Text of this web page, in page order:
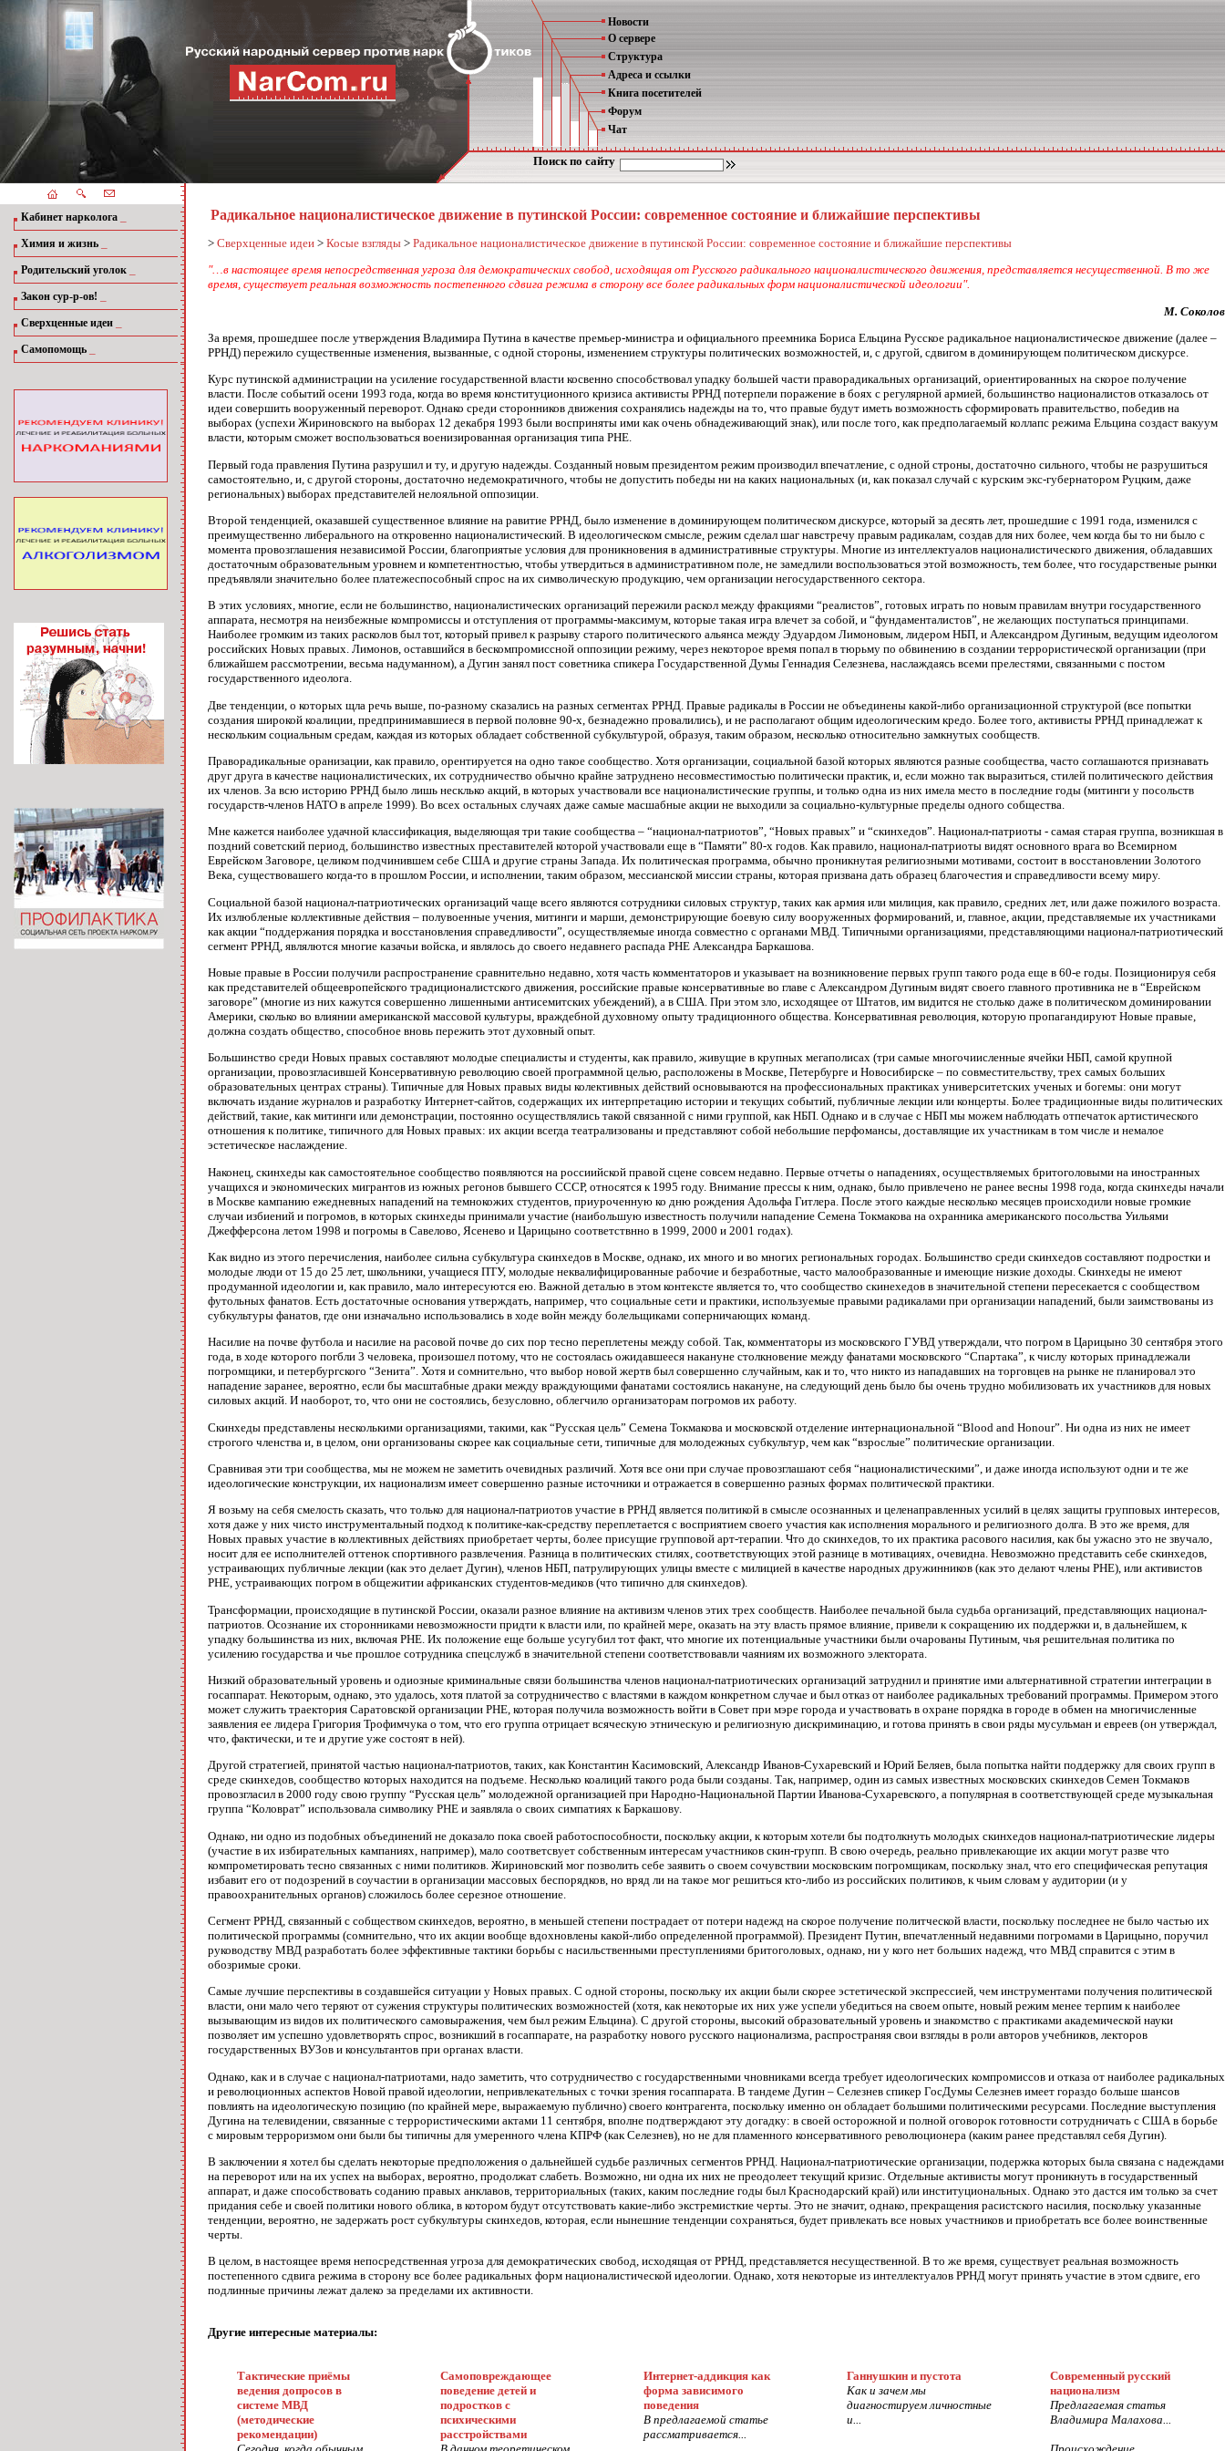
Новости
О сервере
Структура
Адреса и ссылки
Книга посетителей
Форум
Чат
Поиск по сайту
Кабинет нарколога
Химия и жизнь
Родительский уголок
Закон сур-р-ов!
Сверхценные идеи
Самопомощь
Радикальное националистическое движение в путинской России: современное состояние и ближайшие перспективы
> Сверхценные идеи > Косые взгляды > Радикальное националистическое движение в путинской России: современное состояние и ближайшие перспективы
"…в настоящее время непосредственная угроза для демократических свобод, исходящая от Русского радикального националистического движения, представляется несущественной. В то же
время, существует реальная возможность постепенного сдвига режима в сторону все более радикальных форм националистической идеологии".
М. Соколов
За время, прошедшее после утверждения Владимира Путина в качестве премьер-министра и официального преемника Бориса Ельцина Русское радикальное националистическое движение (далее –
РРНД) пережило существенные изменения, вызванные, с одной стороны, изменением структуры политических возможностей, и, с другой, сдвигом в доминирующем политическом дискурсе.
Курс путинской администрации на усиление государственной власти косвенно способствовал упадку большей части праворадикальных организаций, ориентированных на скорое получение
власти. После событий осени 1993 года, когда во время конституционного кризиса активисты РРНД потерпели поражение в боях с регулярной армией, большинство националистов отказалось от
идеи совершить вооруженный переворот. Однако среди сторонников движения сохранялись надежды на то, что правые будут иметь возможность сформировать правительство, победив на
выборах (успехи Жириновского на выборах 12 декабря 1993 были восприняты ими как очень обнадеживающий знак), или после того, как предполагаемый коллапс режима Ельцина создаст вакуум
власти, которым сможет воспользоваться военизированная организация типа РНЕ.
Первый года правления Путина разрушил и ту, и другую надежды. Созданный новым президентом режим производил впечатление, с одной строны, достаточно сильного, чтобы не разрушиться
самостоятельно, и, с другой стороны, достаточно недемократичного, чтобы не допустить победы ни на каких национальных (и, как показал случай с курским экс-губернатором Руцким, даже
региональных) выборах представителей нелояльной оппозиции.
Второй тенденцией, оказавшей существенное влияние на равитие РРНД, было изменение в доминирующем политическом дискурсе, который за десять лет, прошедшие с 1991 года, изменился с
преимущественно либерального на откровенно националистический. В идеологическом смысле, режим сделал шаг навстречу правым радикалам, создав для них более, чем когда бы то ни было с
момента провозглашения независимой России, благоприятые условия для проникновения в административные структуры. Многие из интеллектуалов националистического движения, обладавших
достаточным образовательным уровнем и компетентностью, чтобы утвердиться в административном поле, не замедлили воспользоваться этой возможность, тем более, что государственые рынки
предъявляли значительно более платежеспособный спрос на их символическую продукцию, чем организации негосударственного сектора.
В этих условиях, многие, если не большинство, националистических организаций пережили раскол между фракциями “реалистов”, готовых играть по новым правилам внутри государственного
аппарата, несмотря на неизбежные компромиссы и отступления от программы-максимум, которые такая игра влечет за собой, и “фундаменталистов”, не желающих поступаться принципами.
Наиболее громким из таких расколов был тот, который привел к разрыву старого политического альянса между Эдуардом Лимоновым, лидером НБП, и Александром Дугиным, ведущим идеологом
российских Новых правых. Лимонов, оставшийся в бескомпромиссной оппозиции режиму, через некоторое время попал в тюрьму по обвинению в создании террористической организации (при
ближайшем рассмотрении, весьма надуманном), а Дугин занял пост советника спикера Государственной Думы Геннадия Селезнева, наслаждаясь всеми прелестями, связанными с постом
государственного идеолога.
Две тенденции, о которых щла речь выше, по-разному сказались на разных сегментах РРНД. Правые радикалы в России не объединены какой-либо организационной структурой (все попытки
создания широкой коалиции, предпринимавшиеся в первой половне 90-х, безнадежно провалились), и не располагают общим идеологическим кредо. Более того, активисты РРНД принадлежат к
нескольким социальным средам, каждая из которых обладает собственной субкультурой, образуя, таким образом, несколько относительно замкнутых сообществ.
Праворадикальные оранизации, как правило, орентируется на одно такое сообщество. Хотя организации, социальной базой которых являются разные сообщества, часто соглашаются признавать
друг друга в качестве националистических, их сотрудничество обычно крайне затруднено несовместимостью политически практик, и, если можно так выразиться, стилей политического действия
их членов. За всю историю РРНД было лишь несклько акций, в которых участвовали все националистические группы, и только одна из них имела место в последние годы (митинги у посольств
государств-членов НАТО в апреле 1999). Во всех остальных случаях даже самые масшабные акции не выходили за социально-культурные пределы одного собщества.
Мне кажется наиболее удачной классификация, выделяющая три такие сообщества – “национал-патриотов”, “Новых правых” и “скинхедов”. Национал-патриоты - самая старая группа, возникшая в
поздний советский период, большинство известных преставителей которой участвовали еще в “Памяти” 80-х годов. Как правило, национал-патриоты видят основного врага во Всемирном
Еврейском Заговоре, целиком подчинившем себе США и другие страны Запада. Их политическая программа, обычно проникнутая религиозными мотивами, состоит в восстановлении Золотого
Века, существовашего когда-то в прошлом России, и исполнении, таким образом, мессианской миссии страны, которая призвана дать образец благочестия и справедливости всему миру.
Социальной базой национал-патриотических организаций чаще всего являются сотрудники силовых структур, таких как армия или милиция, как правило, средних лет, или даже пожилого возраста.
Их излюбленые коллективные действия – полувоенные учения, митинги и марши, демонстрирующие боевую силу вооруженных формирований, и, главное, акции, представляемые их участниками
как акции “поддержания порядка и восстановления справедливости”, осуществляемые иногда совместно с органами МВД. Типичными организациями, представляющими национал-патриотический
сегмент РРНД, являлются многие казачьи войска, и являлось до своего недавнего распада РНЕ Александра Баркашова.
Новые правые в России получили распространение сравнительно недавно, хотя часть комментаторов и указывает на возникновение первых групп такого рода еще в 60-е годы. Позиционируя себя
как представителей общеевропейского традиционалистского движения, российские правые консервативные во главе с Александром Дугиным видят своего главного противника не в “Еврейском
заговоре” (многие из них кажутся совершенно лишенными антисемитских убеждений), а в США. При этом зло, исходящее от Штатов, им видится не столько даже в политическом доминировании
Америки, сколько во влиянии американской массовой культуры, враждебной духовному опыту традиционного общества. Консервативная революция, которую пропагандируют Новые правые,
должна создать общество, способное вновь пережить этот духовный опыт.
Большинство среди Новых правых составляют молодые специалисты и студенты, как правило, живущие в крупных мегаполисах (три самые многочиисленные ячейки НБП, самой крупной
организации, провозгласившей Консервативную революцию своей программной целью, расположены в Москве, Петербурге и Новосибирске – по совместительству, трех самых больших
образовательных центрах страны). Типичные для Новых правых виды колективных действий основываются на профессиональных практиках университетских ученых и богемы: они могут
включать издание журналов и разработку Интернет-сайтов, содержащих их интерпретацию истории и текущих событий, публичные лекции или концерты. Более традиционные виды политических
действий, такие, как митинги или демонстрации, постоянно осуществлялись такой связанной с ними группой, как НБП. Однако и в случае с НБП мы можем наблюдать отпечаток артистического
отношения к политике, типичного для Новых правых: их акции всегда театрализованы и представляют собой небольшие перфомансы, доставлящие их участникам в том числе и немалое
эстетическое наслаждение.
Наконец, скинхеды как самостоятельное сообщество появляются на россиийской правой сцене совсем недавно. Первые отчеты о нападениях, осуществляемых бритоголовыми на иностранных
учащихся и экономических мигрантов из южных регонов бывшего СССР, относятся к 1995 году. Внимание прессы к ним, однако, было привлечено не ранее весны 1998 года, когда скинхеды начали
в Москве кампанию ежедневных нападений на темнокожих студентов, приуроченную ко дню рождения Адольфа Гитлера. После этого каждые несколько месяцев происходили новые громкие
случаи избиений и погромов, в которых скинхеды принимали участие (наибольшую известность получили нападение Семена Токмакова на охранника американского посольства Уильями
Джефферсона летом 1998 и погромы в Савелово, Ясенево и Царицыно соответствнно в 1999, 2000 и 2001 годах).
Как видно из этого перечисления, наиболее сильна субкультура скинхедов в Москве, однако, их много и во многих региональных городах. Большинство среди скинхедов составляют подростки и
молодые люди от 15 до 25 лет, школьники, учащиеся ПТУ, молодые неквалифицированные рабочие и безработные, часто малообразованные и имеющие низкие доходы. Скинхеды не имеют
продуманной идеологии и, как правило, мало интересуются ею. Важной деталью в этом контексте является то, что сообщество скинехедов в значительной степени пересекается с сообществом
футольных фанатов. Есть достаточные основания утверждать, например, что социальные сети и практики, используемые правыми радикалами при организации нападений, были заимствованы из
субкультуры фанатов, где они изначально использовались в ходе войн между болельщиками соперничающих команд.
Насилие на почве футбола и насилие на расовой почве до сих пор тесно переплетены между собой. Так, комментаторы из московского ГУВД утверждали, что погром в Царицыно 30 сентября этого
года, в ходе которого погбли 3 человека, произошел потому, что не состоялась ожидавшееся накануне столкновение между фанатами московского “Спартака”, к числу которых принадлежали
погромщики, и петербургского “Зенита”. Хотя и сомнительно, что выбор новой жертв был совершенно случайным, как и то, что никто из нападавших на торговцев на рынке не планировал это
нападение заранее, вероятно, если бы масштабные драки между враждующими фанатами состоялись накануне, на следующий день было бы очень трудно мобилизовать их участников для новых
силовых акций. И наоборот, то, что они не состоялись, безусловно, облегчило организаторам погромов их работу.
Скинхеды представлены несколькими организациями, такими, как “Русская цель” Семена Токмакова и московской отделение интернациональной “Blood and Honour”. Ни одна из них не имеет
строгого членства и, в целом, они организованы скорее как социальные сети, типичные для молодежных субкультур, чем как “взрослые” политические организации.
Сравнивая эти три сообщества, мы не можем не заметить очевидных различий. Хотя все они при случае провозглашают себя “националистическими”, и даже иногда используют одни и те же
идеологические конструкции, их национализм имеет совершенно разные источники и отражается в совершенно разных формах политической практики.
Я возьму на себя смелость сказать, что только для национал-патриотов участие в РРНД является политикой в смысле осознанных и целенаправленных усилий в целях защиты групповых интересов,
хотя даже у них чисто инструментальный подход к политике-как-средству переплетается с восприятием своего участия как исполнения морального и религиозного долга. В это же время, для
Новых правых участие в коллективных действиях приобретает черты, более присущие групповой арт-терапии. Что до скинхедов, то их практика расового насилия, как бы ужасно это не звучало,
носит для ее исполнителей оттенок спортивного развлечения. Разница в политических стилях, соответствующих этой разнице в мотивациях, очевидна. Невозможно представить себе скинхедов,
устраивающих публичные лекции (как это делает Дугин), членов НБП, патрулирующих улицы вместе с милицией в качестве народных дружинников (как это делают члены РНЕ), или активистов
РНЕ, устраивающих погром в общежитии африканских студентов-медиков (что типично для скинхедов).
Трансформации, происходящие в путинской России, оказали разное влияние на активизм членов этих трех сообществ. Наиболее печальной была судьба организаций, представляющих национал-
патриотов. Осознание их сторонниками невозможности придти к власти или, по крайней мере, оказать на эту власть прямое влияние, привели к сокращению их поддержки и, в дальнейшем, к
упадку большинства из них, включая РНЕ. Их положение еще больше усугубил тот факт, что многие их потенциальные участники были очарованы Путиным, чья решительная политика по
усилению государства и чье прошлое сотрудника спецслужб в значительной степени соответствовавли чаяниям их возможного электората.
Низкий образовательный уровень и одиозные криминальные связи большинства членов национал-патриотических организаций затруднил и принятие ими альтернативной стратегии интеграции в
госаппарат. Некоторым, однако, это удалось, хотя платой за сотрудничество с властями в каждом конкретном случае и был отказ от наиболее радикальных требований программы. Примером этого
может служить траектория Саратовской организации РНЕ, которая получила возможность войти в Совет при мэре города и участвовать в охране порядка в городе в обмен на многичисленные
заявления ее лидера Григория Трофимчука о том, что его группа отрицает всяческую этническую и религиозную дискриминацию, и готова принять в свои ряды мусульман и евреев (он утверждал,
что, фактически, и те и другие уже состоят в ней).
Другой стратегией, принятой частью национал-патриотов, таких, как Константин Касимовский, Александр Иванов-Сухаревский и Юрий Беляев, была попытка найти поддержку для своих групп в
среде скинхедов, сообщество которых находится на подъеме. Несколько коалиций такого рода были созданы. Так, например, один из самых известных московских скинхедов Семен Токмаков
провозгласил в 2000 году свою группу “Русская цель” молодежной организацией при Народно-Национальной Партии Иванова-Сухаревского, а популярная в соответствующей среде музыкальная
группа “Коловрат” использовала символику РНЕ и заявляла о своих симпатиях к Баркашову.
Однако, ни одно из подобных объединений не доказало пока своей работоспособности, поскольку акции, к которым хотели бы подтолкнуть молодых скинхедов национал-патриотические лидеры
(участие в их избирательных кампаниях, например), мало соответсвует собственным интересам участников скин-групп. В свою очередь, реально привлекающие их акции могут разве что
компрометировать тесно связанных с ними политиков. Жириновский мог позволить себе заявить о своем сочувствии московским погромщикам, поскольку знал, что его специфическая репутация
избавит его от подозрений в соучастии в организации массовых беспорядков, но вряд ли на такое мог решиться кто-либо из российских политиков, к чьим словам у аудитории (и у
правоохранительных органов) сложилось более серезное отношение.
Сегмент РРНД, связанный с собществом скинхедов, вероятно, в меньшей степени пострадает от потери надежд на скорое получение политческой власти, поскольку последнее не было частью их
политической программы (сомнительно, что их акции вообще вдохновлены какой-либо определенной программой). Президент Путин, впечатленный недавними погромами в Царицыно, поручил
руководству МВД разработать более эффективные тактики борьбы с насильственными преступлениями бритоголовых, однако, ни у кого нет больших надежд, что МВД справится с этим в
обозримые сроки.
Самые лучшие перспективы в создавшейся ситуации у Новых правых. С одной стороны, поскольку их акции были скорее эстетической экспрессией, чем инструментами получения политической
власти, они мало чего теряют от сужения структуры политических возможностей (хотя, как некоторые их них уже успели убедиться на своем опыте, новый режим менее терпим к наиболее
вызывающим из видов их политического самовыражения, чем был режим Ельцина). С другой стороны, высокий образовательный уровень и знакомство с практиками академической науки
позволяет им успешно удовлетворять спрос, возникший в госаппарате, на разработку нового русского национализма, распространяя свои взгляды в роли авторов учебников, лекторов
государственных ВУЗов и консультантов при органах власти.
Однако, как и в случае с национал-патриотами, надо заметить, что сотрудничество с государственными чновниками всегда требует идеологических компромиссов и отказа от наиболее радикальных
и революционных аспектов Новой правой идеологии, непривлекательных с точки зрения госаппарата. В тандеме Дугин – Селезнев спикер ГосДумы Селезнев имеет гораздо больше шансов
повлиять на идеологическую позицию (по крайней мере, выражаемую публично) своего контрагента, поскольку именно он обладает большими политическими ресурсами. Последние выступления
Дугина на телевидении, связанные с террористическими актами 11 сентября, вполне подтверждают эту догадку: в своей осторожной и полной оговорок готовности сотрудничать с США в борьбе
с мировым терроризмом они были бы типичны для умеренного члена КПРФ (как Селезнев), но не для пламенного консервативного революционера (каким ранее представлял себя Дугин).
В заключении я хотел бы сделать некоторые предположения о дальнейшей судьбе различных сегментов РРНД. Национал-патриотические организации, подержка которых была связана с надеждами
на переворот или на их успех на выборах, вероятно, продолжат слабеть. Возможно, ни одна их них не преодолеет текущий кризис. Отдельные активисты могут проникнуть в государственный
аппарат, и даже способствовать соданию правых анклавов, территориальных (таких, каким последние годы был Краснодарский край) или институциональных. Однако это дастся им только за счет
придания себе и своей политики нового облика, в котором будут отсутствовать какие-либо экстремисткие черты. Это не значит, однако, прекращения расистского насилия, поскольку указанные
тенденции, вероятно, не задержать рост субкультуры скинхедов, которая, если нынешние тенденции сохраняться, будет привлекать все новых участников и приобретать все более воинственные
черты.
В целом, в настоящее время непосредственная угроза для демократических свобод, исходящая от РРНД, представляется несущественной. В то же время, существует реальная возможность
постепенного сдвига режима в сторону все более радикальных форм националистической идеологии. Однако, хотя некоторые из интеллектуалов РРНД могут принять участие в этом сдвиге, его
подлинные причины лежат далеко за пределами их активности.
Другие интересные материалы:
Тактические приёмы
ведения допросов в
системе МВД
(методические
рекомендации)
Самоповреждающее
поведение детей и
подростков с
психическими
расстройствами
Интернет-аддикция как
форма зависимого
поведения
В предлагаемой статье
рассматривается...
Ганнушкин и пустота
Как и зачем мы
диагностируем личностные
и...
Современный русский
национализм
Предлагаемая статья
Владимира Малахова...